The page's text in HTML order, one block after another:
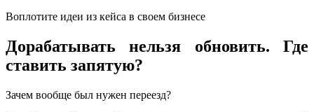
Воплотите идеи из кейса в своем бизнесе
Дорабатывать нельзя обновить. Где
ставить запятую?
Зачем вообще был нужен переезд?